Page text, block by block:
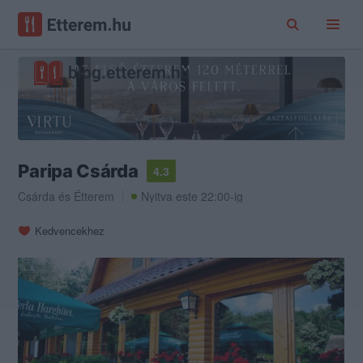
Paripa Csárda
4.3
Csárda és Étterem Nyitva este 22:00-ig
Kedvencekhez